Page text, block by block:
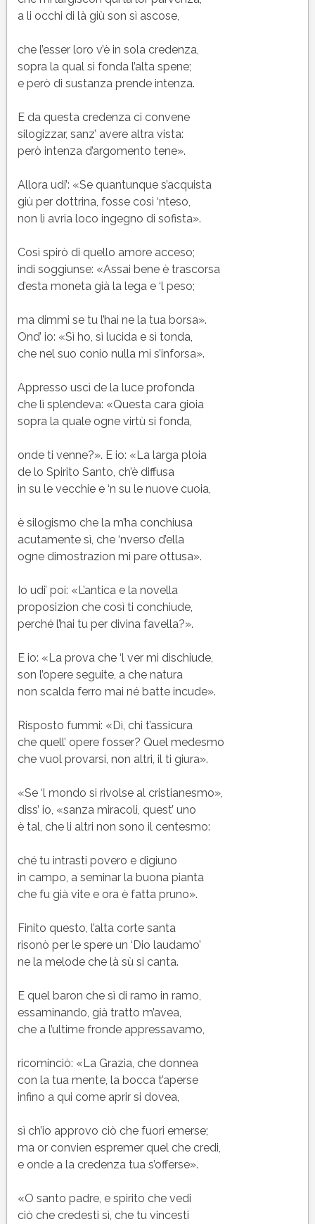
a li occhi di là giù son sì ascose,
che l’esser loro v’è in sola credenza,
sopra la qual si fonda l’alta spene;
e però di sustanza prende intenza.
E da questa credenza ci convene
silogizzar, sanz’ avere altra vista:
però intenza d’argomento tene».
Allora udi’: «Se quantunque s’acquista
giù per dottrina, fosse così ‘nteso,
non lì avria loco ingegno di sofista».
Così spirò di quello amore acceso;
indi soggiunse: «Assai bene è trascorsa
d’esta moneta già la lega e ‘l peso;
ma dimmi se tu l’hai ne la tua borsa».
Ond’ io: «Sì ho, sì lucida e sì tonda,
che nel suo conio nulla mi s’inforsa».
Appresso uscì de la luce profonda
che lì splendeva: «Questa cara gioia
sopra la quale ogne virtù si fonda,
onde ti venne?». E io: «La larga ploia
de lo Spirito Santo, ch’è diffusa
in su le vecchie e ‘n su le nuove cuoia,
è silogismo che la m’ha conchiusa
acutamente sì, che ‘nverso d’ella
ogne dimostrazion mi pare ottusa».
Io udi’ poi: «L’antica e la novella
proposizion che così ti conchiude,
perché l’hai tu per divina favella?».
E io: «La prova che ‘l ver mi dischiude,
son l’opere seguite, a che natura
non scalda ferro mai né batte incude».
Risposto fummi: «Dì, chi t’assicura
che quell’ opere fosser? Quel medesmo
che vuol provarsi, non altri, il ti giura».
«Se ‘l mondo si rivolse al cristianesmo»,
diss’ io, «sanza miracoli, quest’ uno
è tal, che li altri non sono il centesmo:
ché tu intrasti povero e digiuno
in campo, a seminar la buona pianta
che fu già vite e ora è fatta pruno».
Finito questo, l’alta corte santa
risonò per le spere un ‘Dio laudamo’
ne la melode che là sù si canta.
E quel baron che sì di ramo in ramo,
essaminando, già tratto m’avea,
che a l’ultime fronde appressavamo,
ricominciò: «La Grazia, che donnea
con la tua mente, la bocca t’aperse
infino a qui come aprir si dovea,
sì ch’io approvo ciò che fuori emerse;
ma or convien espremer quel che credi,
e onde a la credenza tua s’offerse».
«O santo padre, e spirito che vedi
ciò che credesti sì, che tu vincesti